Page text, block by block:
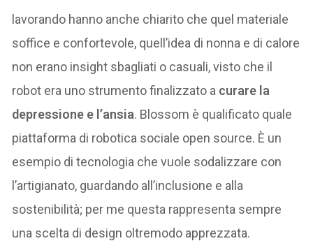
lavorando hanno anche chiarito che quel materiale
soffice e confortevole, quell’idea di nonna e di calore
non erano insight sbagliati o casuali, visto che il
robot era uno strumento finalizzato a curare la
depressione e l’ansia. Blossom è qualificato quale
piattaforma di robotica sociale open source. È un
esempio di tecnologia che vuole sodalizzare con
l’artigianato, guardando all’inclusione e alla
sostenibilità; per me questa rappresenta sempre
una scelta di design oltremodo apprezzata.